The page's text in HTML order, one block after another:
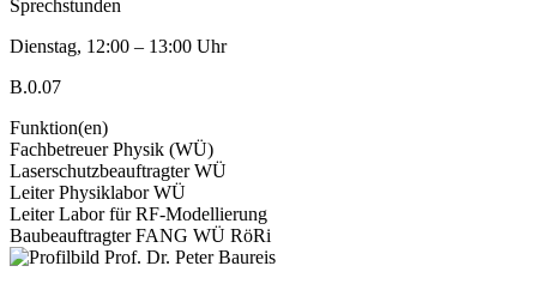
Sprechstunden
Dienstag, 12:00 – 13:00 Uhr
B.0.07
Funktion(en)
Fachbetreuer Physik (WÜ)
Laserschutzbeauftragter WÜ
Leiter Physiklabor WÜ
Leiter Labor für RF-Modellierung
Baubeauftragter FANG WÜ RöRi